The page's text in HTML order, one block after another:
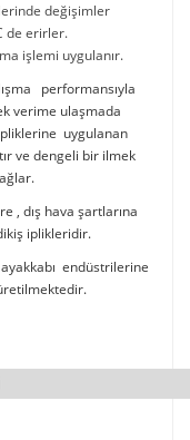
değişimler
de erirler.
işlemi uygulanır.
performansıyla
verime ulaşmada
uygulanan
ve dengeli bir ilmek
, dış hava şartlarına
iplikleridir.
endüstrilerine